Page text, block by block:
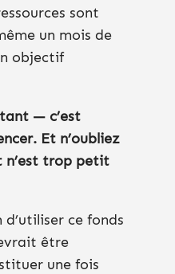
sont
un mois de
objectif
— c’est
Et n’oubliez
n’est trop petit
d’utiliser ce fonds
être
une fois